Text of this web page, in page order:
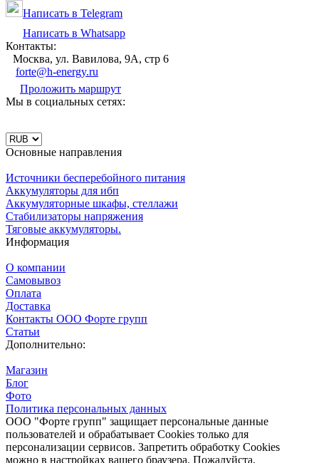
Написать в Telegram
Написать в Whatsapp
Контакты:
Москва, ул. Вавилова, 9А, стр 6
forte@h-energy.ru
Проложить маршрут
Мы в социальных сетях:
Основные направления
Источники бесперебойного питания
Аккумуляторы для ибп
Аккумуляторные шкафы, стеллажи
Стабилизаторы напряжения
Тяговые аккумуляторы.
Информация
О компании
Самовывоз
Оплата
Доставка
Контакты ООО Форте групп
Статьи
Дополнительно:
Магазин
Блог
Фото
Политика персональных данных
ООО "Форте групп" защищает персональные данные
пользователей и обрабатывает Cookies только для
персонализации сервисов. Запретить обработку Cookies
можно в настройках вашего браузера. Пожалуйста,